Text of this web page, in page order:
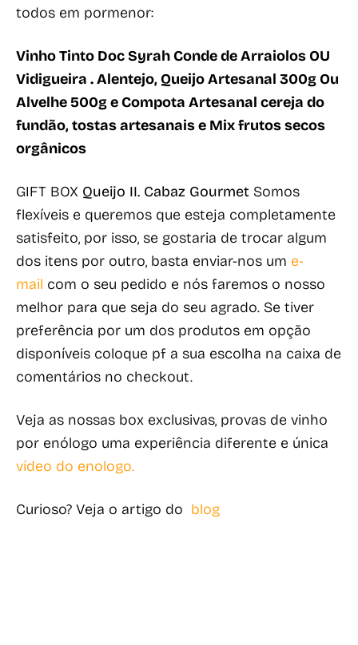
todos em pormenor:
Vinho Tinto Doc Syrah Conde de Arraiolos OU
Vidigueira . Alentejo, Queijo Artesanal 300g Ou
Alvelhe 500g e Compota Artesanal cereja do
fundão, tostas artesanais e Mix frutos secos
orgânicos
GIFT BOX Queijo II. Cabaz Gourmet Somos
flexíveis e queremos que esteja completamente
satisfeito, por isso, se gostaria de trocar algum
dos itens por outro, basta enviar-nos um e-
mail com o seu pedido e nós faremos o nosso
melhor para que seja do seu agrado. Se tiver
preferência por um dos produtos em opção
disponíveis coloque pf a sua escolha na caixa de
comentários no checkout.
Veja as nossas box exclusivas, provas de vinho
por enólogo uma experiência diferente e única
vídeo do enologo.
Curioso? Veja o artigo do blog